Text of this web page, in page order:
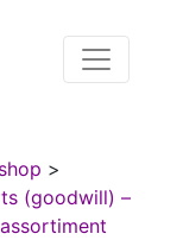
>
(goodwill) –